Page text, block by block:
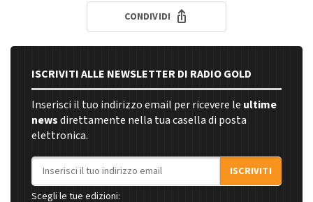
CONDIVIDI
ISCRIVITI ALLE NEWSLETTER DI RADIO GOLD
Inserisci il tuo indirizzo email per ricevere le ultime
newsdirettamente nella tua casella di posta
elettronica.
Indirizzo email
ISCRIVITI
Scegli le tue edizioni: